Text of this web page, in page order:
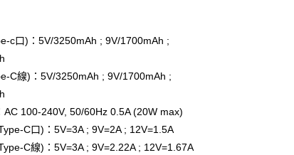
行
第一商業銀行
行
兆豐國際商業銀行
業銀行
華泰商業銀行
遠東國際商業銀行
永豐商業銀行
期NT$215
彰化商業銀行
行
台中商業銀行
業銀行
華泰商業銀行
遠東國際商業銀行
c口)：5V/3250mAh ; 9V/1700mAh ;
C線)：5V/3250mAh ; 9V/1700mAh ;
AC 100-240V, 50/60Hz 0.5A (20W max)
C口)：5V=3A ; 9V=2A ; 12V=1.5A
C線)：5V=3A ; 9V=2.22A ; 12V=1.67A